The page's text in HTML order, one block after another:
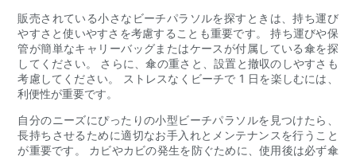
販売されている小さなビーチパラソルを探すときは、持ち運び
やすさと使いやすさを考慮することも重要です。 持ち運びや保
管が簡単なキャリーバッグまたはケースが付属している傘を探
してください。 さらに、傘の重さと、設置と撤収のしやすさも
考慮してください。 ストレスなくビーチで 1 日を楽しむには、
利便性が重要です。
自分のニーズにぴったりの小型ビーチパラソルを見つけたら、
長持ちさせるために適切なお手入れとメンテナンスを行うこと
が重要です。 カビやカビの発生を防ぐために、使用後は必ず傘